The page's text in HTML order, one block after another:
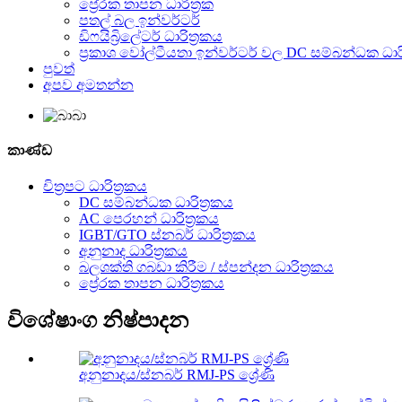
ප්‍රේරක තාපන ධාරිත්‍රක
පතල් බල ඉන්වර්ටර්
ඩිෆයිබ්‍රිලේටර් ධාරිත්‍රකය
ප්‍රකාශ වෝල්ටීයතා ඉන්වර්ටර් වල DC සම්බන්ධක
පුවත්
අපව අමතන්න
කාණ්ඩ
චිත්‍රපට ධාරිත්‍රකය
DC සම්බන්ධක ධාරිත්‍රකය
AC පෙරහන් ධාරිත්‍රකය
IGBT/GTO ස්නබර් ධාරිත්‍රකය
අනුනාද ධාරිත්‍රකය
බලශක්ති ගබඩා කිරීම / ස්පන්දන ධාරිත්‍රකය
ප්‍රේරක තාපන ධාරිත්‍රකය
විශේෂාංග නිෂ්පාදන
අනුනාදය/ස්නබර් RMJ-PS ශ්‍රේණි